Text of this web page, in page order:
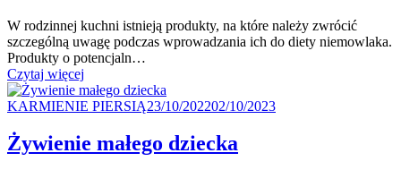
W rodzinnej kuchni istnieją produkty, na które należy zwrócić
szczególną uwagę podczas wprowadzania ich do diety niemowlaka.
Produkty o potencjaln…
Czytaj więcej
produkty
w diecie
dziecka"
Kategoria
KARMIENIE PIERSIĄPosted
23/10/202202/10/2023
Żywienie małego dziecka